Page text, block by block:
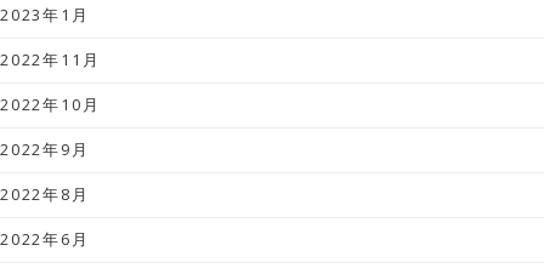
2023年1月
2022年11月
2022年10月
2022年9月
2022年8月
2022年6月